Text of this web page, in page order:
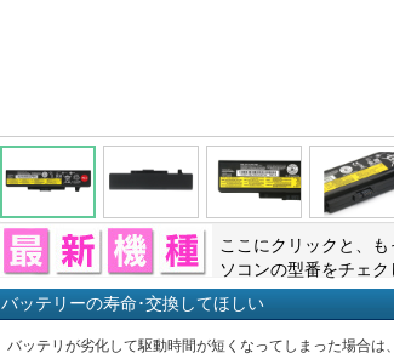
ここにクリックと、も
ソコンの型番をチェク
バッテリーの寿命･交換してほしい
バッテリが劣化して駆動時間が短くなってしまった場合は